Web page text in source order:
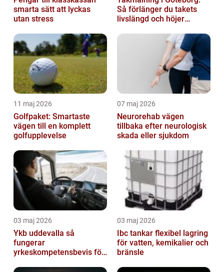
smarta sätt att lyckas
utan stress
Så förlänger du takets
livslängd och höjer
11 maj 2026
Golfpaket: Smartaste
vägen till en komplett
golfupplevelse
07 maj 2026
Neurorehab vägen
tillbaka efter neurologisk
skada eller sjukdom
03 maj 2026
Ykb uddevalla så
fungerar
yrkeskompetensbevis för
03 maj 2026
Ibc tankar flexibel lagring
för vatten, kemikalier och
bränsle